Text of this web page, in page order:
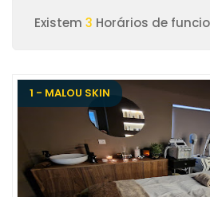
Existem 3 Horários de
1 - MALOU SKIN